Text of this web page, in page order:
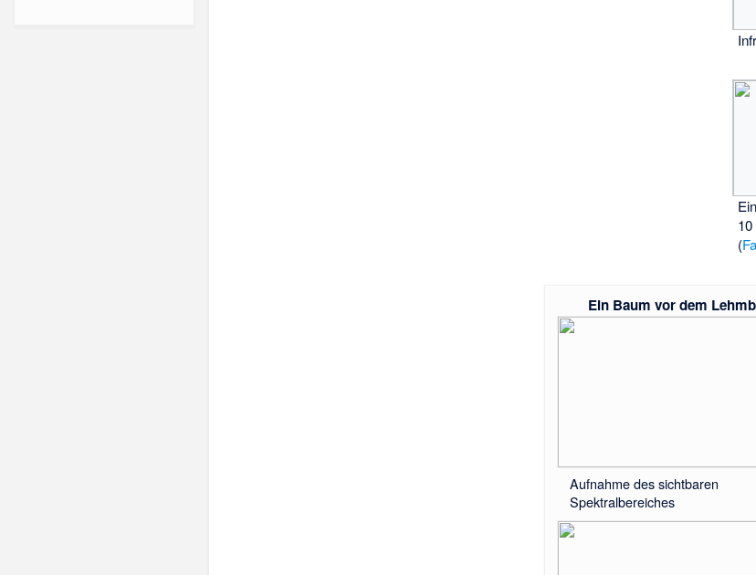
(
Ein Baum vor dem
Aufnahme des sichtbaren
Spektralbereiches